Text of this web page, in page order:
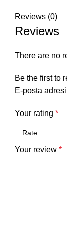
Reviews (0)
Reviews
There are no
Be the first to
E-posta
Your rating *
Your review *